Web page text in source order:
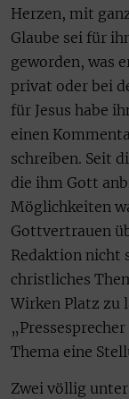
Herzen, mit
Glaube sei für
geworden, was
privat oder bei
für Jesus habe
einen
schreiben. Seit
die ihm Gott
Möglichkeiten
Gottvertrauen
Redaktion nicht
christliches
Wirken Platz zu
Thema eine
Zwei völlig